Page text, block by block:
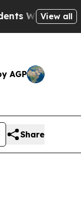
ofView all
AGP
Share